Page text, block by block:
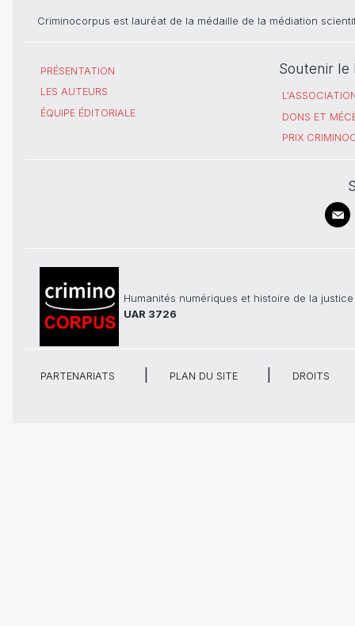
Criminocorpus est lauréat de la médaille de la médiation
PRÉSENTATION
LES AUTEURS
ÉQUIPE ÉDITORIALE
Soutenir le
DONS ET
PRIX
Humanités numériques et histoire de la justice
UAR 3726
PARTENARIATS PLAN DU SITE DROITS